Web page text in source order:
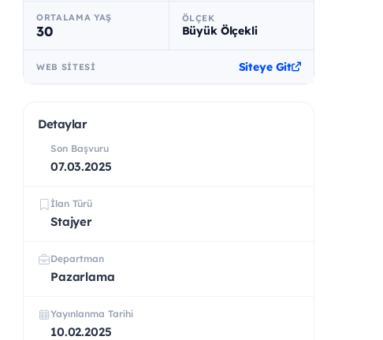
ORTALAMA YAŞ
30
ÖLÇEK
Büyük Ölçekli
WEB SITESI Siteye Git
Detaylar
Son Başvuru
07.03.2025
İlan Türü
Stajyer
Departman
Pazarlama
Yayınlanma Tarihi
10.02.2025